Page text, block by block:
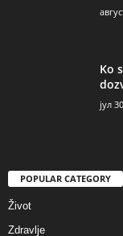
Ko
јул
POPULAR CATEGORY
Život
Zdravlje